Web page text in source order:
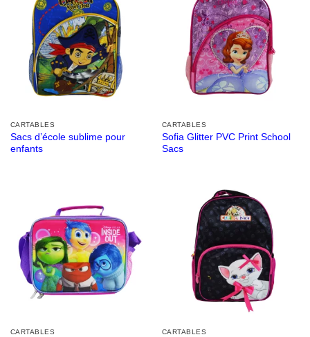
CARTABLES
Sacs d’école sublime pour
enfants
CARTABLES
Sofia Glitter PVC Print School
Sacs
CARTABLES CARTABLES